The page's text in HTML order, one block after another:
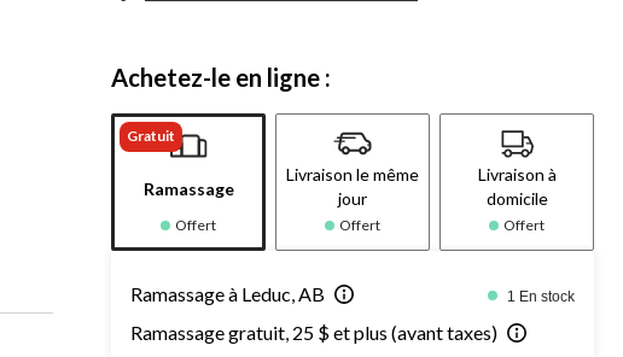
Achetez-le en ligne :
Gratuit
Ramassage
Offert
Livraison le même
jour
Offert
Livraison à
domicile
Offert
Ramassage à Leduc, AB 1 En stock
Ramassage gratuit, 25 $ et plus (avant taxes)